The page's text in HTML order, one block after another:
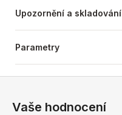
Upozornění a skladování
Parametry
Vaše hodnocení